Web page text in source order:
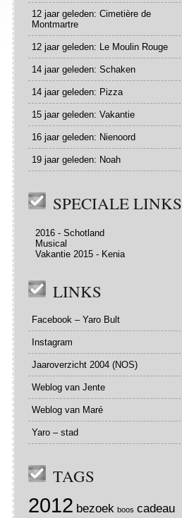
12 jaar geleden: Cimetière de
Montmartre
12 jaar geleden: Le Moulin Rouge
14 jaar geleden: Schaken
14 jaar geleden: Pizza
15 jaar geleden: Vakantie
16 jaar geleden: Nienoord
19 jaar geleden: Noah
SPECIALE LINKS
2016 - Schotland
Musical
Vakantie 2015 - Kenia
LINKS
Facebook – Yaro Bult
Instagram
Jaaroverzicht 2004 (NOS)
Weblog van Jente
Weblog van Maré
Yaro – stad
TAGS
2012 bezoek boos cadeau